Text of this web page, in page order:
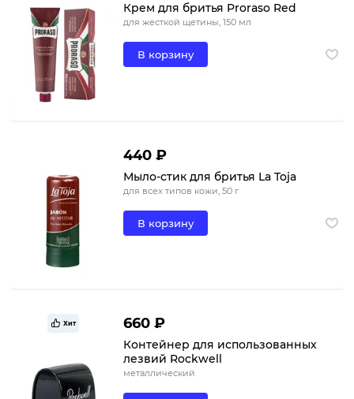
Крем для бритья Proraso Red
для жесткой щетины, 150 мл
В корзину
440 ₽
Мыло-стик для бритья La Toja
для всех типов кожи, 50 г
В корзину
Хит 660 ₽
Контейнер для использованных
лезвий Rockwell
металлический